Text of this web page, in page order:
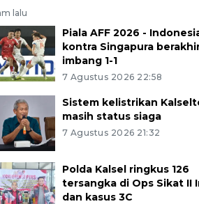
lalu
Piala AFF 2026 -
kontra Singapura
imbang 1-1
7 Agustus 2026 22:58
Sistem kelistrikan
masih status siaga
7 Agustus 2026 21:32
Polda Kalsel ringkus 126
tersangka di Ops Sikat II
dan kasus 3C